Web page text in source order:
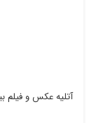
آتلیه عکس و فیلم